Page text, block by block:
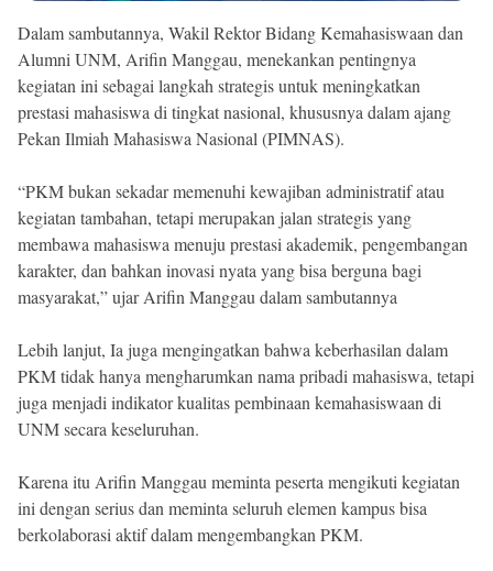
Dalam sambutannya, Wakil Rektor Bidang Kemahasiswaan dan
Alumni UNM, Arifin Manggau, menekankan pentingnya
kegiatan ini sebagai langkah strategis untuk meningkatkan
prestasi mahasiswa di tingkat nasional, khususnya dalam ajang
Pekan Ilmiah Mahasiswa Nasional (PIMNAS).
“PKM bukan sekadar memenuhi kewajiban administratif atau
kegiatan tambahan, tetapi merupakan jalan strategis yang
membawa mahasiswa menuju prestasi akademik, pengembangan
karakter, dan bahkan inovasi nyata yang bisa berguna bagi
masyarakat,” ujar Arifin Manggau dalam sambutannya
Lebih lanjut, Ia juga mengingatkan bahwa keberhasilan dalam
PKM tidak hanya mengharumkan nama pribadi mahasiswa, tetapi
juga menjadi indikator kualitas pembinaan kemahasiswaan di
UNM secara keseluruhan.
Karena itu Arifin Manggau meminta peserta mengikuti kegiatan
ini dengan serius dan meminta seluruh elemen kampus bisa
berkolaborasi aktif dalam mengembangkan PKM.